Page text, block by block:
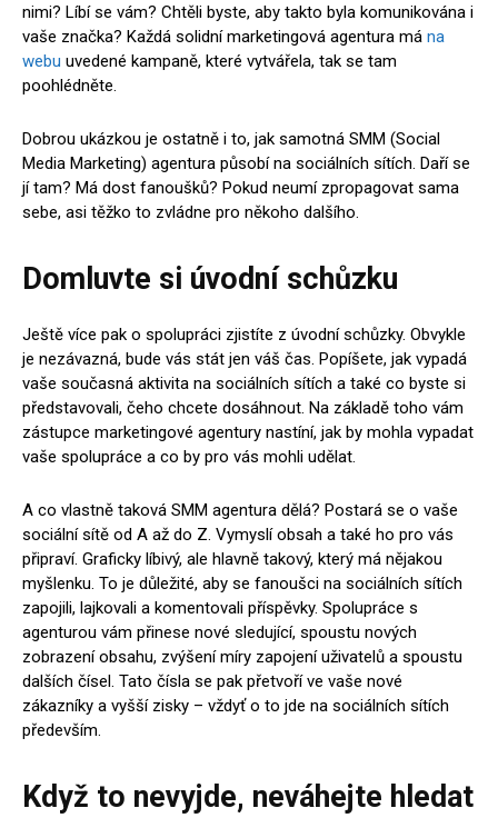
nimi? Líbí se vám? Chtěli byste, aby takto byla komunikována i
vaše značka? Každá solidní marketingová agentura má na
webu uvedené kampaně, které vytvářela, tak se tam
poohlédněte.
Dobrou ukázkou je ostatně i to, jak samotná SMM (Social
Media Marketing) agentura působí na sociálních sítích. Daří se
jí tam? Má dost fanoušků? Pokud neumí zpropagovat sama
sebe, asi těžko to zvládne pro někoho dalšího.
Domluvte si úvodní schůzku
Ještě více pak o spolupráci zjistíte z úvodní schůzky. Obvykle
je nezávazná, bude vás stát jen váš čas. Popíšete, jak vypadá
vaše současná aktivita na sociálních sítích a také co byste si
představovali, čeho chcete dosáhnout. Na základě toho vám
zástupce marketingové agentury nastíní, jak by mohla vypadat
vaše spolupráce a co by pro vás mohli udělat.
A co vlastně taková SMM agentura dělá? Postará se o vaše
sociální sítě od A až do Z. Vymyslí obsah a také ho pro vás
připraví. Graficky líbivý, ale hlavně takový, který má nějakou
myšlenku. To je důležité, aby se fanoušci na sociálních sítích
zapojili, lajkovali a komentovali příspěvky. Spolupráce s
agenturou vám přinese nové sledující, spoustu nových
zobrazení obsahu, zvýšení míry zapojení uživatelů a spoustu
dalších čísel. Tato čísla se pak přetvoří ve vaše nové
zákazníky a vyšší zisky – vždyť o to jde na sociálních sítích
především.
Když to nevyjde, neváhejte hledat